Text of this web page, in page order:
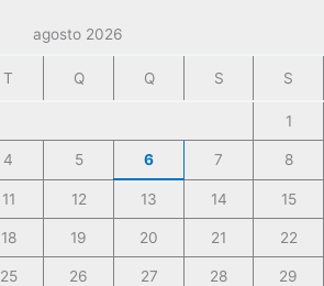
agosto 2026
T Q Q S S
1
4 5 6 7 8
11 12 13 14 15
18 19 20 21 22
25 26 27 28 29